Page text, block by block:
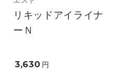
リキッドアイライナ
ーＮ
3,630 円